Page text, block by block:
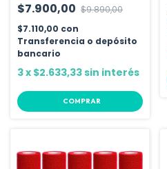
$7.900,00 $9.890,00
$7.110,00 con
Transferencia o depósito
bancario
3x $2.633,33sin interés
COMPRAR